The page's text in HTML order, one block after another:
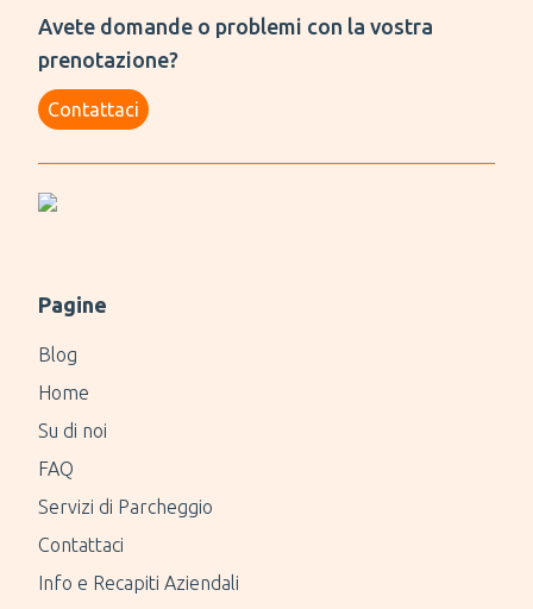
Avete domande o problemi con la vostra
prenotazione?
Contattaci
Pagine
Blog
Home
Su di noi
FAQ
Servizi di Parcheggio
Contattaci
Info e Recapiti Aziendali